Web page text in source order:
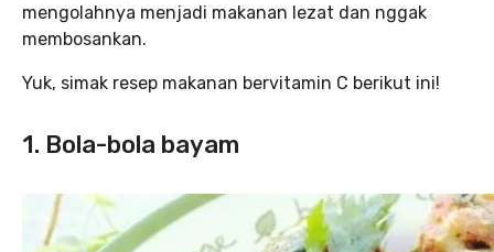
mengolahnya menjadi makanan lezat dan nggak
membosankan.
Yuk, simak resep makanan bervitamin C berikut ini!
1. Bola-bola bayam